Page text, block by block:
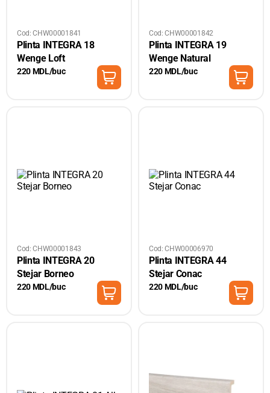
Cod: CHW00001841
Plinta INTEGRA 18
Wenge Loft
220 MDL/buc
Cod: CHW00001842
Plinta INTEGRA 19
Wenge Natural
220 MDL/buc
Cod: CHW00001843
Plinta INTEGRA 20
Stejar Borneo
220 MDL/buc
Cod: CHW00006970
Plinta INTEGRA 44
Stejar Conac
220 MDL/buc